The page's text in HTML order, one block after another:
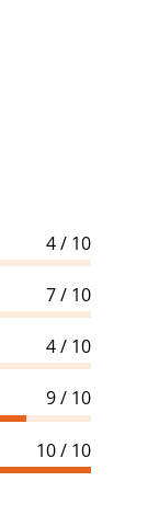
4 / 10
7 / 10
4 / 10
9 / 10
10 / 10